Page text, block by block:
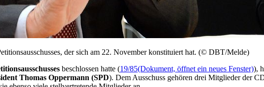
der sich am 22. November konstituiert hat. (© DBT/Melde)
beschlossen hatte (19/85(Dokument, öffnet ein neues Fenster)),
Thomas Oppermann (SPD). Dem Ausschuss gehören drei Mitglieder der